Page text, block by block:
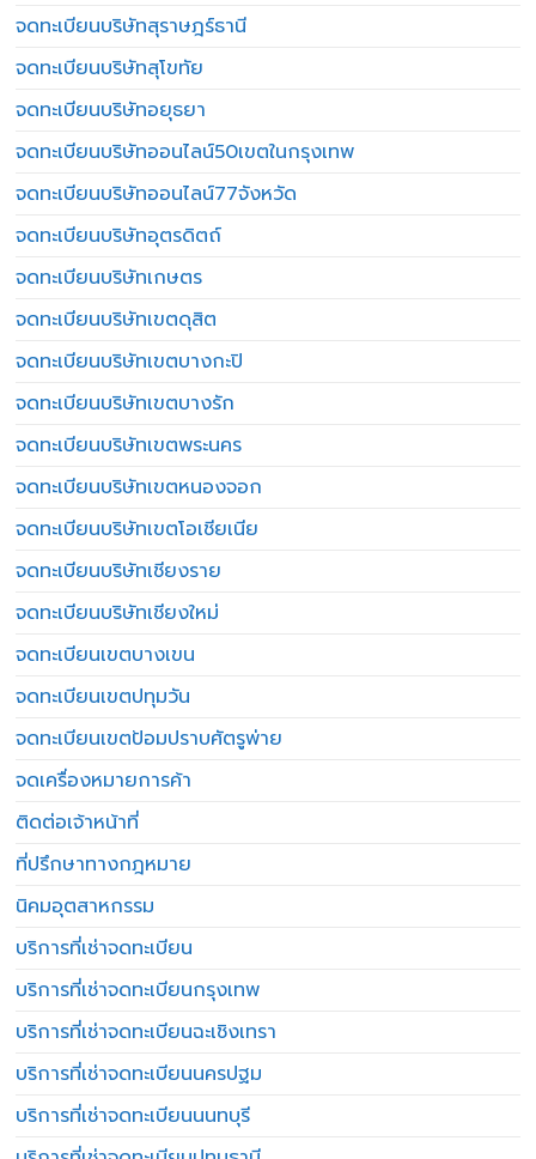
จดทะเบียนบริษัทสุราษฎร์ธานี
จดทะเบียนบริษัทสุโขทัย
จดทะเบียนบริษัทอยุธยา
จดทะเบียนบริษัทออนไลน์50เขตในกรุงเทพ
จดทะเบียนบริษัทออนไลน์77จังหวัด
จดทะเบียนบริษัทอุตรดิตถ์
จดทะเบียนบริษัทเกษตร
จดทะเบียนบริษัทเขตดุสิต
จดทะเบียนบริษัทเขตบางกะปิ
จดทะเบียนบริษัทเขตบางรัก
จดทะเบียนบริษัทเขตพระนคร
จดทะเบียนบริษัทเขตหนองจอก
จดทะเบียนบริษัทเขตโอเชียเนีย
จดทะเบียนบริษัทเชียงราย
จดทะเบียนบริษัทเชียงใหม่
จดทะเบียนเขตบางเขน
จดทะเบียนเขตปทุมวัน
จดทะเบียนเขตป้อมปราบศัตรูพ่าย
จดเครื่องหมายการค้า
ติดต่อเจ้าหน้าที่
ที่ปรึกษาทางกฎหมาย
นิคมอุตสาหกรรม
บริการที่เช่าจดทะเบียน
บริการที่เช่าจดทะเบียนกรุงเทพ
บริการที่เช่าจดทะเบียนฉะเชิงเทรา
บริการที่เช่าจดทะเบียนนครปฐม
บริการที่เช่าจดทะเบียนนนทบุรี